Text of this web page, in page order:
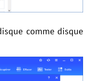
comme disque